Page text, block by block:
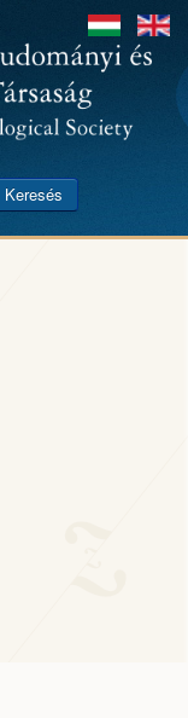
Keresés